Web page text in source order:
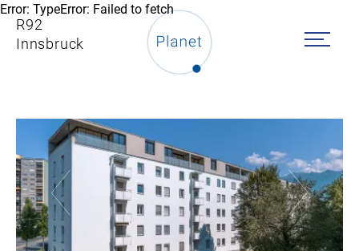
Error: TypeError: Failed to fetch
R92
Innsbruck